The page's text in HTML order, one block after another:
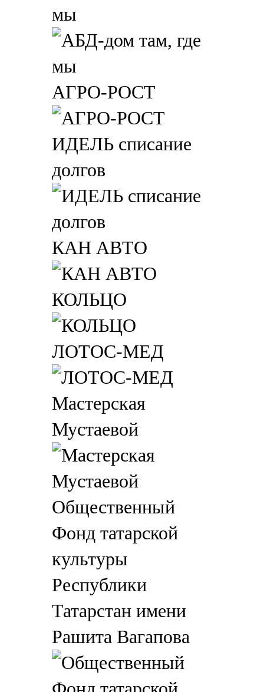
мы
АГРО-РОСТ
ИДЕЛЬ списание
долгов
КАН АВТО
КОЛЬЦО
ЛОТОС-МЕД
Мастерская
Мустаевой
Общественный
Фонд татарской
культуры
Республики
Татарстан имени
Рашита Вагапова